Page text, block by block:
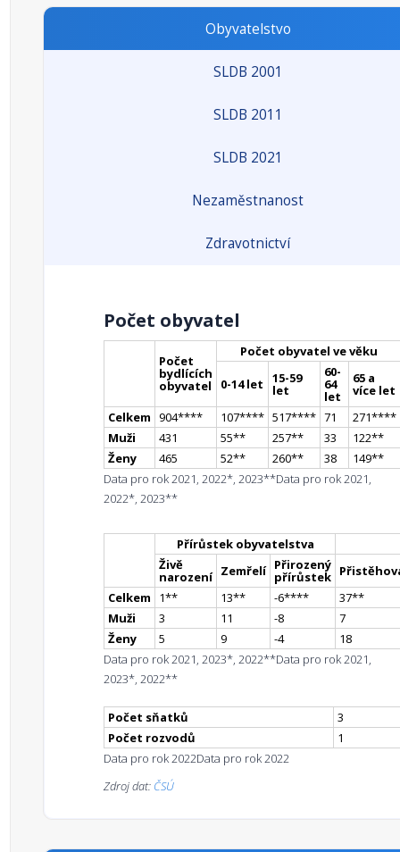
Obyvatelstvo
SLDB 2001
SLDB 2011
SLDB 2021
Nezaměstnanost
Zdravotnictví
Počet obyvatel
Počet
bydlících
obyvatel
Počet obyvatel ve věku
0-14 let 15-59
let
60-
64
let
65 a
více let
Celkem 904**** 107**** 517**** 71 271****
Muži
431 55** 257** 33 122**
Ženy
465 52** 260** 38 149**
Data pro rok 2021, 2022*, 2023**Data pro rok 2021,
2022*, 2023**
Přírůstek obyvatelstva
Živě
narození Zemřelí Přirozený
přírůstek
Celkem
1** 13** -6**** 37**
Muži
3 11 -8
7
Ženy
5 9 -4
18
Data pro rok 2021, 2023*, 2022**Data pro rok 2021,
2023*, 2022**
Počet sňatků
3
Počet rozvodů
1
Data pro rok 2022Data pro rok 2022
Zdroj dat: ČSÚ